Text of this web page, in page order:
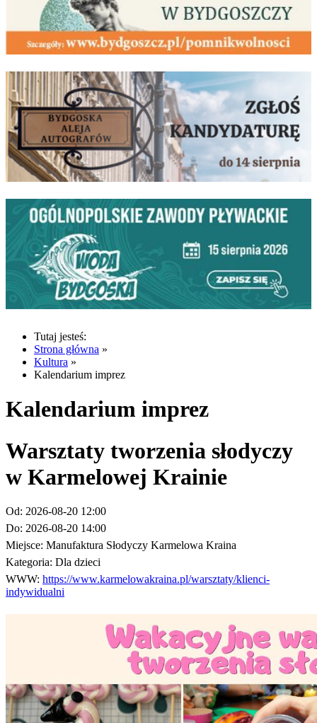
Tutaj jesteś:
Strona główna »
Kultura »
Kalendarium imprez
Kalendarium imprez
Warsztaty tworzenia słodyczy
w Karmelowej Krainie
Od: 2026-08-20 12:00
Do: 2026-08-20 14:00
Miejsce: Manufaktura Słodyczy Karmelowa Kraina
Kategoria: Dla dzieci
WWW: https://www.karmelowakraina.pl/warsztaty/klienci-
indywidualni